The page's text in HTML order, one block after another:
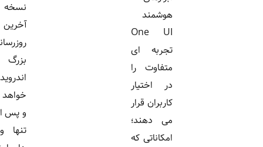
هوشمند
One UI
تجربه ای
متفاوت را
در اختیار
کاربران قرار
می دهند؛
امکاناتی که
نسخه
آخرین به
روزرسانی
اندروید
خواهد بود
و پس از آن
تنها وصله